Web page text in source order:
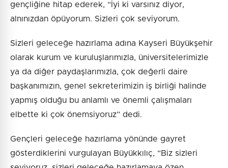
gençliğine hitap ederek, “İyi ki varsınız diyor,
alnınızdan öpüyorum. Sizleri çok seviyorum.
Sizleri geleceğe hazırlama adına Kayseri Büyükşehir
olarak kurum ve kuruluşlarımızla, üniversitelerimizle
ya da diğer paydaşlarımızla, çok değerli daire
başkanımızın, genel sekreterimizin iş birliği halinde
yapmış olduğu bu anlamlı ve önemli çalışmaları
elbette ki çok önemsiyoruz” dedi.
Gençleri geleceğe hazırlama yönünde gayret
gösterdiklerini vurgulayan Büyükkılıç, “Biz sizleri